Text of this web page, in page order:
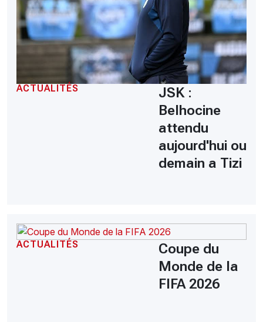
ACTUALITÉS
JSK :
Belhocine
attendu
aujourd'hui ou
demain a Tizi
ACTUALITÉS
Coupe du
Monde de la
FIFA 2026